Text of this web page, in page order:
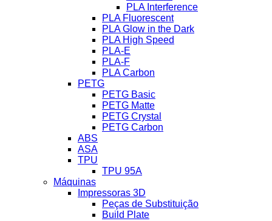
PLA Interference
PLA Fluorescent
PLA Glow in the Dark
PLA High Speed
PLA-E
PLA-F
PLA Carbon
PETG
PETG Basic
PETG Matte
PETG Crystal
PETG Carbon
ABS
ASA
TPU
TPU 95A
Máquinas
Impressoras 3D
Peças de Substituição
Build Plate